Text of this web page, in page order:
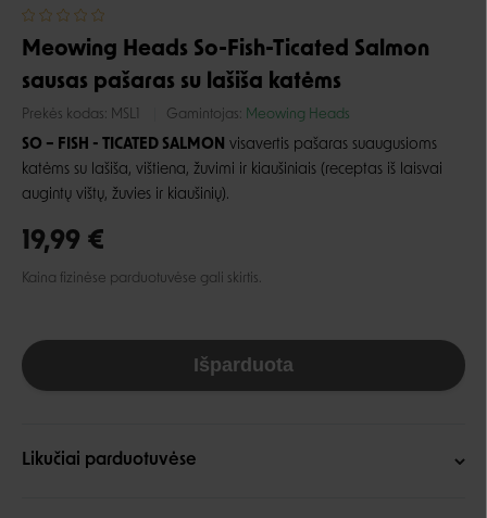
Meowing Heads So-Fish-Ticated Salmon
sausas pašaras su lašiša katėms
Prekės kodas: MSL1 Gamintojas: Meowing Heads
SO – FISH - TICATED SALMON visavertis pašaras suaugusioms
katėms su lašiša, vištiena, žuvimi ir kiaušiniais (receptas iš laisvai
augintų vištų, žuvies ir kiaušinių).
19,99 €
Kaina fizinėse parduotuvėse gali skirtis.
Išparduota
Likučiai parduotuvėse